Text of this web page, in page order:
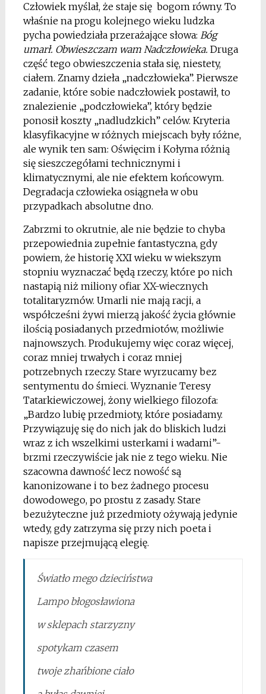
Człowiek myślał, że staje się bogom równy. To
właśnie na progu kolejnego wieku ludzka
pycha powiedziała przerażające słowa: Bóg
umarł. Obwieszczam wam Nadczłowieka. Druga
część tego obwieszczenia stała się, niestety,
ciałem. Znamy dzieła „nadczłowieka”. Pierwsze
zadanie, które sobie nadczłowiek postawił, to
znalezienie „podczłowieka”, który będzie
ponosił koszty „nadludzkich” celów. Kryteria
klasyfikacyjne w różnych miejscach były różne,
ale wynik ten sam: Oświęcim i Kołyma różnią
się sieszczegółami technicznymi i
klimatycznymi, ale nie efektem końcowym.
Degradacja człowieka osiągneła w obu
przypadkach absolutne dno.
Zabrzmi to okrutnie, ale nie będzie to chyba
przepowiednia zupełnie fantastyczna, gdy
powiem, że historię XXI wieku w wiekszym
stopniu wyznaczać będą rzeczy, które po nich
nastapią niż miliony ofiar XX-wiecznych
totalitaryzmów. Umarli nie mają racji, a
współcześni żywi mierzą jakość życia głównie
ilością posiadanych przedmiotów, możliwie
najnowszych. Produkujemy więc coraz więcej,
coraz mniej trwałych i coraz mniej
potrzebnych rzeczy. Stare wyrzucamy bez
sentymentu do śmieci. Wyznanie Teresy
Tatarkiewiczowej, żony wielkiego filozofa:
„Bardzo lubię przedmioty, które posiadamy.
Przywiązuję się do nich jak do bliskich ludzi
wraz z ich wszelkimi usterkami i wadami”-
brzmi rzeczywiście jak nie z tego wieku. Nie
szacowna dawność lecz nowość są
kanonizowane i to bez żadnego procesu
dowodowego, po prostu z zasady. Stare
bezużyteczne już przedmioty ożywają jedynie
wtedy, gdy zatrzyma się przy nich poeta i
napisze przejmującą elegię.
Światło mego dzieciństwa
Lampo błogosławiona
w sklepach starzyzny
spotykam czasem
twoje zhańbione ciało